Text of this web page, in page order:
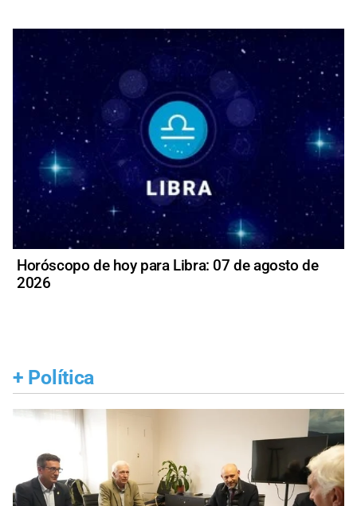
Horóscopo de hoy para Libra: 07 de agosto de
2026
+ Política